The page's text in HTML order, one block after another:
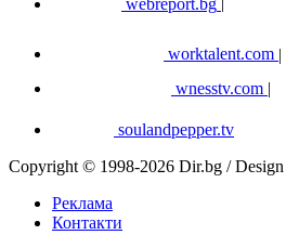
worktalent.com |
wnesstv.com |
soulandpepper.tv
Copyright © 1998-2026 Dir.bg /
Реклама
Контакти